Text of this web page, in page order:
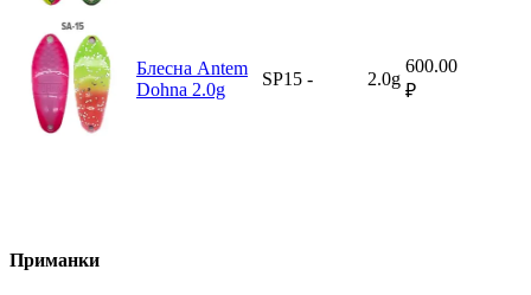
Блесна Antem
Dohna 2.0g
SP15 - 2.0g
600.00
₽
Приманки